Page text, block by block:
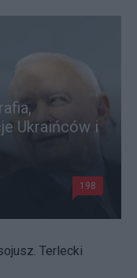
Ukraińców i
198
Terlecki